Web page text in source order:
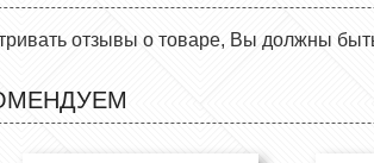
отзывы о товаре, Вы должны